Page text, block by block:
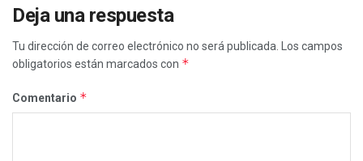
Deja una respuesta
Tu dirección de correo electrónico no será publicada.
Los campos
obligatorios están marcados con *
Comentario *